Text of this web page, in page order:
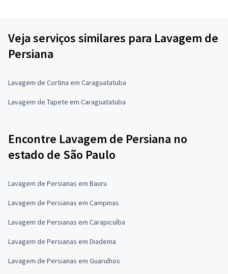
Veja serviços similares para Lavagem de
Persiana
Lavagem de Cortina em Caraguatatuba
Lavagem de Tapete em Caraguatatuba
Encontre Lavagem de Persiana no
estado de São Paulo
Lavagem de Persianas em Bauru
Lavagem de Persianas em Campinas
Lavagem de Persianas em Carapicuíba
Lavagem de Persianas em Diadema
Lavagem de Persianas em Guarulhos